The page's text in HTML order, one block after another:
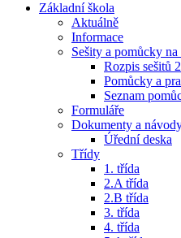
Základní škola
Aktuálně
Informace
Sešity a pomůcky
Rozpis sešitů
Pomůcky a
Seznam
Formuláře
Dokumenty a
Úřední deska
Třídy
1. třída
2.A třída
2.B třída
3. třída
4. třída